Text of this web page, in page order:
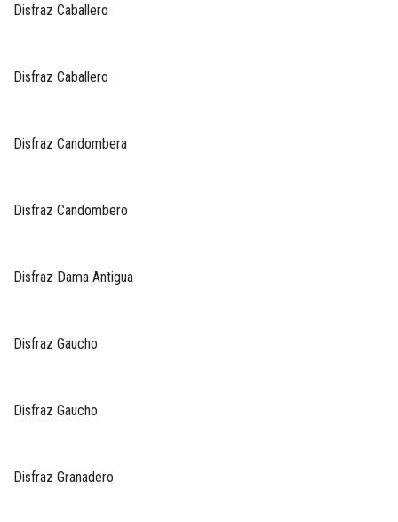
Disfraz Caballero
Disfraz Caballero
Disfraz Candombera
Disfraz Candombero
Disfraz Dama Antigua
Disfraz Gaucho
Disfraz Gaucho
Disfraz Granadero